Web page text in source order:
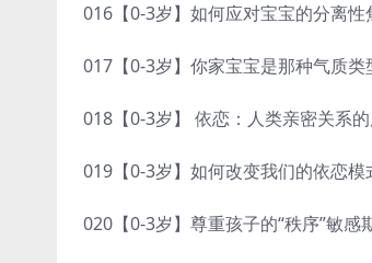
016【0-3岁】如何应对宝宝的分离
017【0-3岁】你家宝宝是那种气质
018【0-3岁】 依恋：人类亲密关系
019【0-3岁】如何改变我们的依恋
020【0-3岁】尊重孩子的“秩序”敏